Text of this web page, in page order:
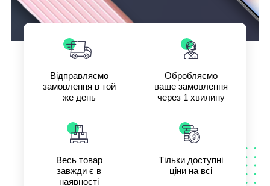
Відправляємо
замовлення в той
же день
Обробляємо
ваше замовлення
через 1 хвилину
Весь товар
завжди є в
наявності
Тільки доступні
ціни на всі